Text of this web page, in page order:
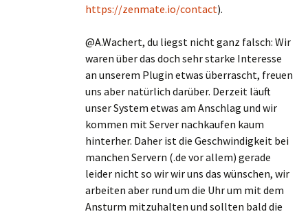
https://zenmate.io/contact).
@A.Wachert, du liegst nicht ganz falsch: Wir
waren über das doch sehr starke Interesse
an unserem Plugin etwas überrascht, freuen
uns aber natürlich darüber. Derzeit läuft
unser System etwas am Anschlag und wir
kommen mit Server nachkaufen kaum
hinterher. Daher ist die Geschwindigkeit bei
manchen Servern (.de vor allem) gerade
leider nicht so wir wir uns das wünschen, wir
arbeiten aber rund um die Uhr um mit dem
Ansturm mitzuhalten und sollten bald die